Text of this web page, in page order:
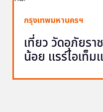
กรุงเทพมหานครฯ
เที่ยว วัดอุภัยร
น้อย แรร์ไอเท็